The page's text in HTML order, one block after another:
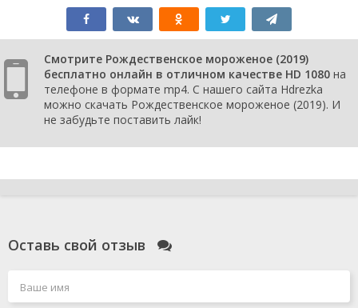
Смотрите Рождественское мороженое (2019)
бесплатно онлайн в отличном качестве HD 1080 на
телефоне в формате mp4. С нашего сайта Hdrezka
можно скачать Рождественское мороженое (2019). И
не забудьте поставить лайк!
Оставь свой отзыв